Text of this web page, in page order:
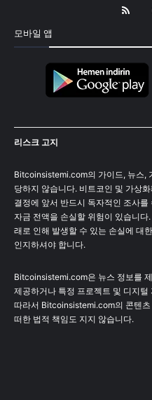
모바일 앱
리스크 고지
Bitcoinsistemi.com의 가이드, 뉴스,
당하지 않습니다. 비트코인 및 가상
결정에 앞서 반드시 독자적인 조사
자금 전액을 손실할 위험이 있습니
래로 인해 발생할 수 있는 손실에 대
인지하셔야 합니다.
Bitcoinsistemi.com은 뉴스 정보를
제공하거나 특정 프로젝트 및 디지
따라서 Bitcoinsistemi.com의 콘텐
떠한 법적 책임도 지지 않습니다.